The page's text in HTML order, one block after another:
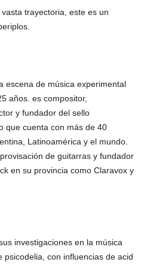
trayectoria, este es un
escena de música experimental
años. es compositor,
y fundador del sello
que cuenta con más de 40
Latinoamérica y el mundo.
de guitarras y fundador
en su provincia como Claravox y
investigaciones en la música
con influencias de acid